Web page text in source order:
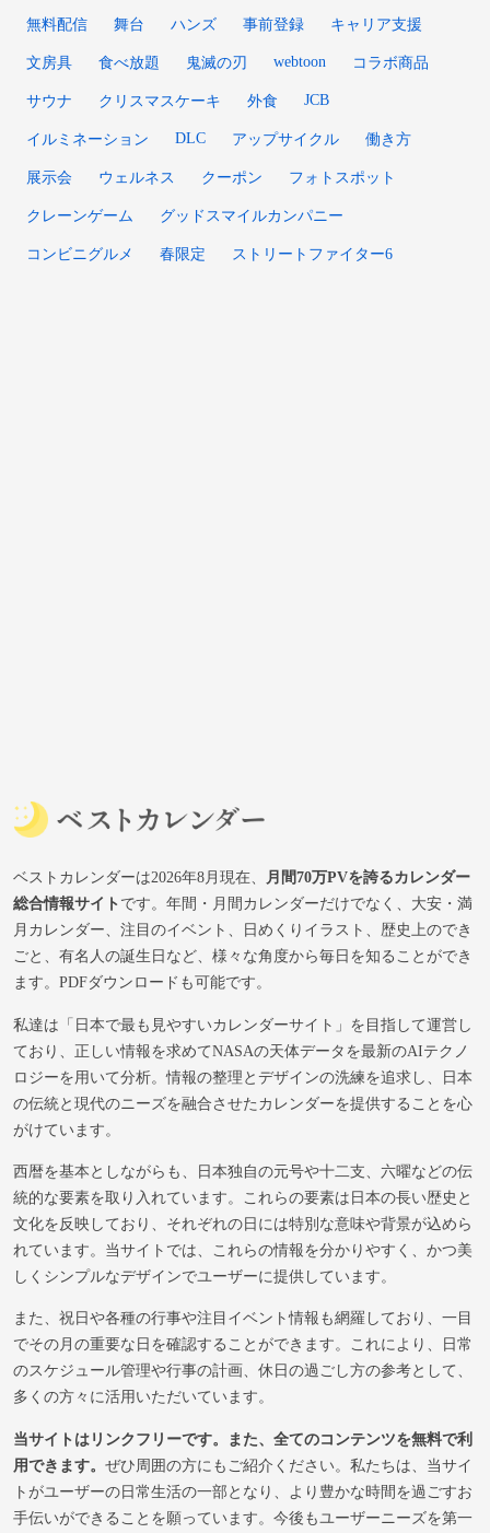
無料配信 舞台 ハンズ 事前登録 キャリア支援
文房具 食べ放題 鬼滅の刃 webtoon コラボ商品
サウナ クリスマスケーキ 外食 JCB
イルミネーション DLC アップサイクル 働き方
展示会 ウェルネス クーポン フォトスポット
クレーンゲーム グッドスマイルカンパニー
コンビニグルメ 春限定 ストリートファイター6
ベストカレンダーは2026年8月現在、
月間70万PVを誇るカレンダー
総合情報サイトです。年間・月間カレンダーだけでなく、大安・満
月カレンダー、注目のイベント、日めくりイラスト、歴史上のでき
ごと、有名人の誕生日など、様々な角度から毎日を知ることができ
ます。PDFダウンロードも可能です。
私達は「日本で最も見やすいカレンダーサイト」を目指して運営し
ており、正しい情報を求めてNASAの天体データを最新のAIテクノ
ロジーを用いて分析。情報の整理とデザインの洗練を追求し、日本
の伝統と現代のニーズを融合させたカレンダーを提供することを心
がけています。
西暦を基本としながらも、日本独自の元号や十二支、六曜などの伝
統的な要素を取り入れています。これらの要素は日本の長い歴史と
文化を反映しており、それぞれの日には特別な意味や背景が込めら
れています。当サイトでは、これらの情報を分かりやすく、かつ美
しくシンプルなデザインでユーザーに提供しています。
また、祝日や各種の行事や注目イベント情報も網羅しており、一目
でその月の重要な日を確認することができます。これにより、日常
のスケジュール管理や行事の計画、休日の過ごし方の参考として、
多くの方々に活用いただいています。
当サイトはリンクフリーです。また、全てのコンテンツを無料で利
用できます。 ぜひ周囲の方にもご紹介ください。私たちは、当サイ
トがユーザーの日常生活の一部となり、より豊かな時間を過ごすお
手伝いができることを願っています。今後もユーザーニーズを第一